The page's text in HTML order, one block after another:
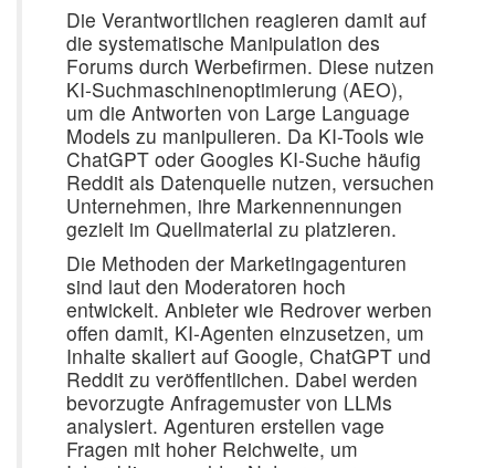
Die Verantwortlichen reagieren damit auf
die systematische Manipulation des
Forums durch Werbefirmen. Diese nutzen
KI-Suchmaschinenoptimierung (AEO),
um die Antworten von Large Language
Models zu manipulieren. Da KI-Tools wie
ChatGPT oder Googles KI-Suche häufig
Reddit als Datenquelle nutzen, versuchen
Unternehmen, ihre Markennennungen
gezielt im Quellmaterial zu platzieren.
Die Methoden der Marketingagenturen
sind laut den Moderatoren hoch
entwickelt. Anbieter wie Redrover werben
offen damit, KI-Agenten einzusetzen, um
Inhalte skaliert auf Google, ChatGPT und
Reddit zu veröffentlichen. Dabei werden
bevorzugte Anfragemuster von LLMs
analysiert. Agenturen erstellen vage
Fragen mit hoher Reichweite, um